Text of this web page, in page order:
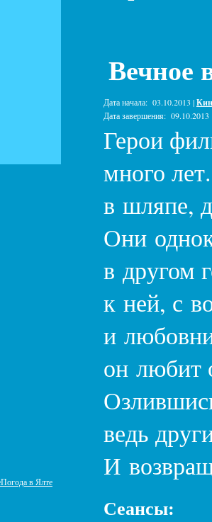
Вечное
Дата начала: 03.10.2013 |
Дата завершения: 09.10.2013
Герои
много
в шляпе,
Они
в другом
к ней, с
и
он любит
ведь
И
Сеансы:
Погода в Ялте